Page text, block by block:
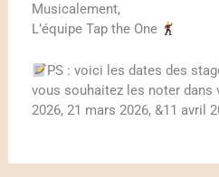
Musicalement,
L’équipe Tap the One
PS : voici les dates des
vous souhaitez les noter dans
2026, 21 mars 2026, &11 avril